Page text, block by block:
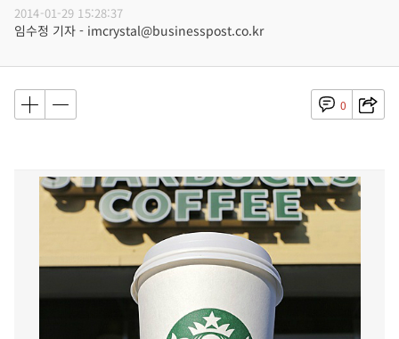
2014-01-29 15:28:37
임수정 기자 - imcrystal@businesspost.co.kr
0